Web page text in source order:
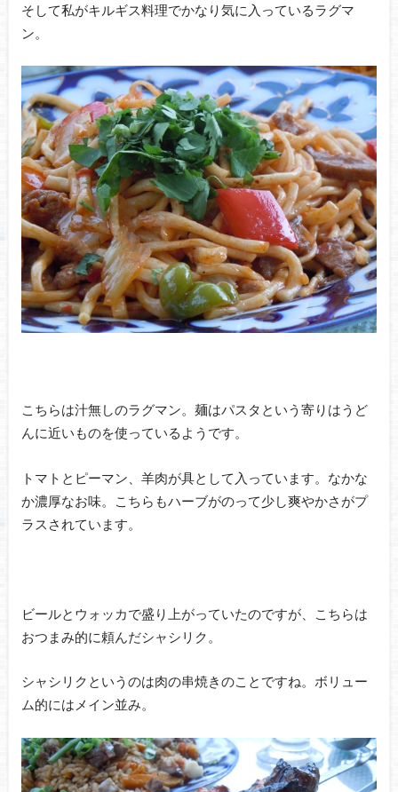
そして私がキルギス料理でかなり気に入っているラグマ
ン。
こちらは汁無しのラグマン。麺はパスタという寄りはうど
んに近いものを使っているようです。
トマトとピーマン、羊肉が具として入っています。なかな
か濃厚なお味。こちらもハーブがのって少し爽やかさがプ
ラスされています。
ビールとウォッカで盛り上がっていたのですが、こちらは
おつまみ的に頼んだシャシリク。
シャシリクというのは肉の串焼きのことですね。ボリュー
ム的にはメイン並み。